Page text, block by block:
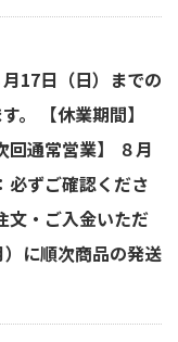
17日（日）までの
。 【休業期間】
回通常営業】 ８月
必ずご確認くださ
文・ご入金いただ
に順次商品の発送